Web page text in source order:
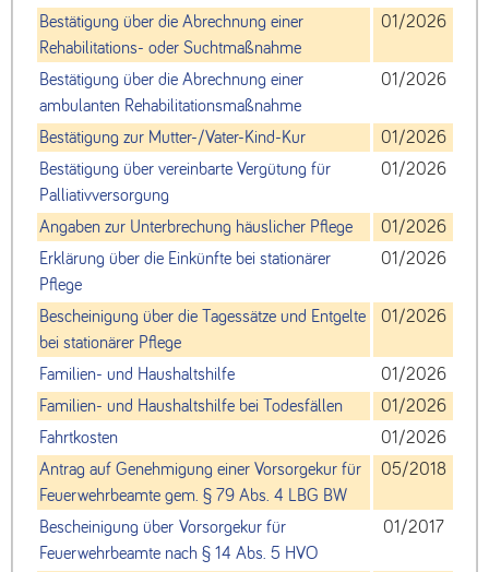
Bestätigung über die Abrechnung einer
Rehabilitations- oder Suchtmaßnahme
01/2026
Bestätigung über die Abrechnung einer
ambulanten Rehabilitationsmaßnahme
01/2026
Bestätigung zur Mutter-/Vater-Kind-Kur
01/2026
Bestätigung über vereinbarte Vergütung für
Palliativversorgung
01/2026
Angaben zur Unterbrechung häuslicher Pflege
01/2026
Erklärung über die Einkünfte bei stationärer
Pflege
01/2026
Bescheinigung über die Tagessätze und Entgelte
bei stationärer Pflege
01/2026
Familien- und Haushaltshilfe
01/2026
Familien- und Haushaltshilfe bei Todesfällen
01/2026
Fahrtkosten
01/2026
Antrag auf Genehmigung einer Vorsorgekur für
Feuerwehrbeamte gem. § 79 Abs. 4 LBG BW
05/2018
Bescheinigung über Vorsorgekur für
Feuerwehrbeamte nach § 14 Abs. 5 HVO
01/2017